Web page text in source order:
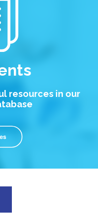
resources in our